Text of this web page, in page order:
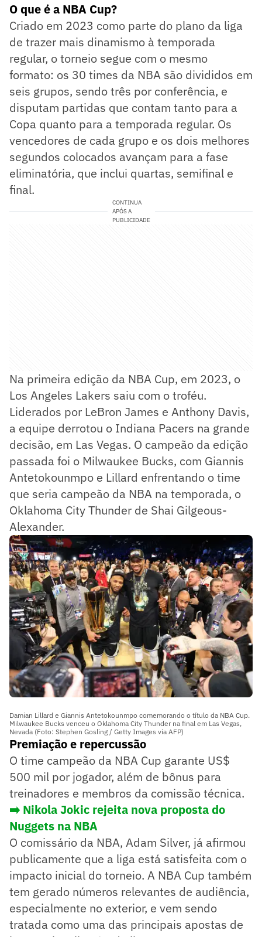
O que é a NBA Cup?
Criado em 2023 como parte do plano da liga
de trazer mais dinamismo à temporada
regular, o torneio segue com o mesmo
formato: os 30 times da NBA são divididos em
seis grupos, sendo três por conferência, e
disputam partidas que contam tanto para a
Copa quanto para a temporada regular. Os
vencedores de cada grupo e os dois melhores
segundos colocados avançam para a fase
eliminatória, que inclui quartas, semifinal e
final.
CONTINUA
APÓS A
PUBLICIDADE
Na primeira edição da NBA Cup, em 2023, o
Los Angeles Lakers saiu com o troféu.
Liderados por LeBron James e Anthony Davis,
a equipe derrotou o Indiana Pacers na grande
decisão, em Las Vegas. O campeão da edição
passada foi o Milwaukee Bucks, com Giannis
Antetokounmpo e Lillard enfrentando o time
que seria campeão da NBA na temporada, o
Oklahoma City Thunder de Shai Gilgeous-
Alexander.
Damian Lillard e Giannis Antetokounmpo comemorando o título da NBA Cup.
Milwaukee Bucks venceu o Oklahoma City Thunder na final em Las Vegas,
Nevada (Foto: Stephen Gosling / Getty Images via AFP)
Premiação e repercussão
O time campeão da NBA Cup garante US$
500 mil por jogador, além de bônus para
treinadores e membros da comissão técnica.
➡️ Nikola Jokic rejeita nova proposta do
Nuggets na NBA
O comissário da NBA, Adam Silver, já afirmou
publicamente que a liga está satisfeita com o
impacto inicial do torneio. A NBA Cup também
tem gerado números relevantes de audiência,
especialmente no exterior, e vem sendo
tratada como uma das principais apostas de